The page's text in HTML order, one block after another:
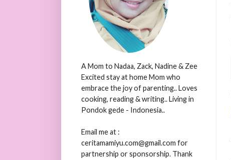
A Mom to Nadaa, Zack, Nadine & Zee
Excited stay at home Mom who
embrace the joy of parenting.. Loves
cooking, reading & writing.. Living in
Pondok gede - Indonesia..
Email me at :
ceritamamiyu.com@gmail.com for
partnership or sponsorship. Thank